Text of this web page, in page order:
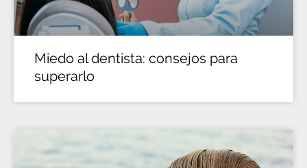
Miedo al dentista: consejos para
superarlo